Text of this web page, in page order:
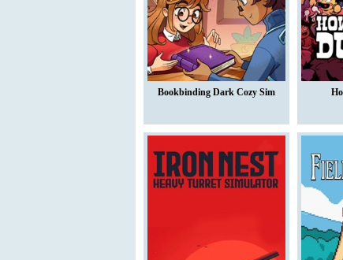
Bookbinding Dark Cozy Sim